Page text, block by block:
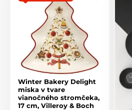
Winter Bakery Delight
miska v tvare
vianočného stromčeka,
17 cm, Villeroy & Boch